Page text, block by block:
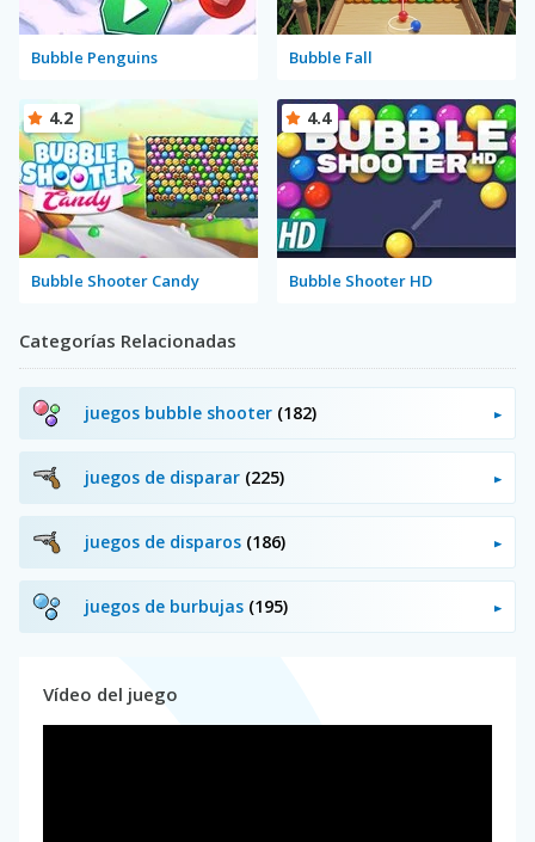
Bubble Penguins Bubble Fall
Bubble Shooter Candy
4.2
Bubble Shooter HD
4.4
Categorías Relacionadas
juegos bubble shooter (182)
juegos de disparar (225)
juegos de disparos (186)
juegos de burbujas (195)
Vídeo del juego